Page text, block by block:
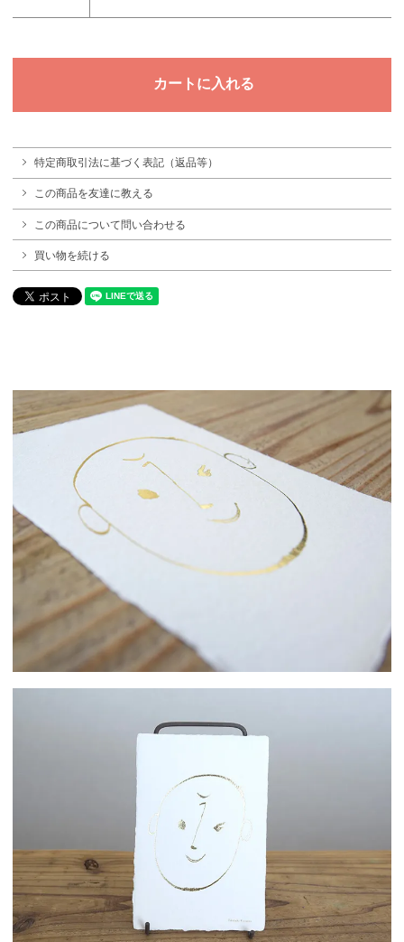
特定商取引法に基づく表記（返品等）
この商品を友達に教える
この商品について問い合わせる
買い物を続ける